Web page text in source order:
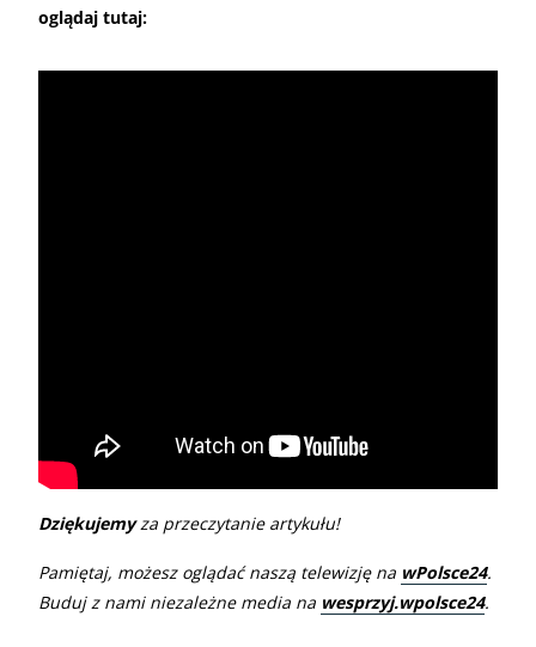
oglądaj tutaj:
Dziękujemyza przeczytanie artykułu!
Pamiętaj, możesz oglądać naszą telewizję na wPolsce24.
Buduj z nami niezależne media na wesprzyj.wpolsce24.